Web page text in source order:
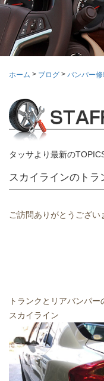
ホーム > ブログ > バンパー修
タッサより最新の
スカイラインのトラ
ご訪問ありがとうござい
トランクとリアバンパ
スカイライン